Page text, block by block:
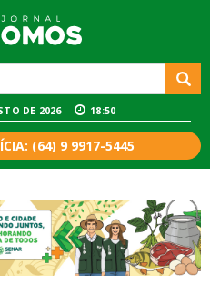
DE 2026 18:50
(64) 9 9917-5445